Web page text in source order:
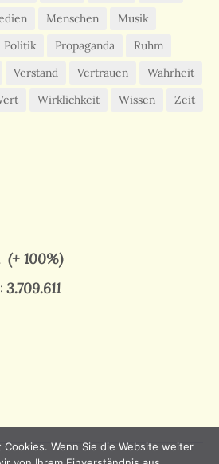
Menschen
Musik
Politik Propaganda
Ruhm
Verstand Vertrauen
Wahrheit
Wirklichkeit Wissen
Zeit
(+ 100%)
3.709.611
Wenn Sie die Website weiter